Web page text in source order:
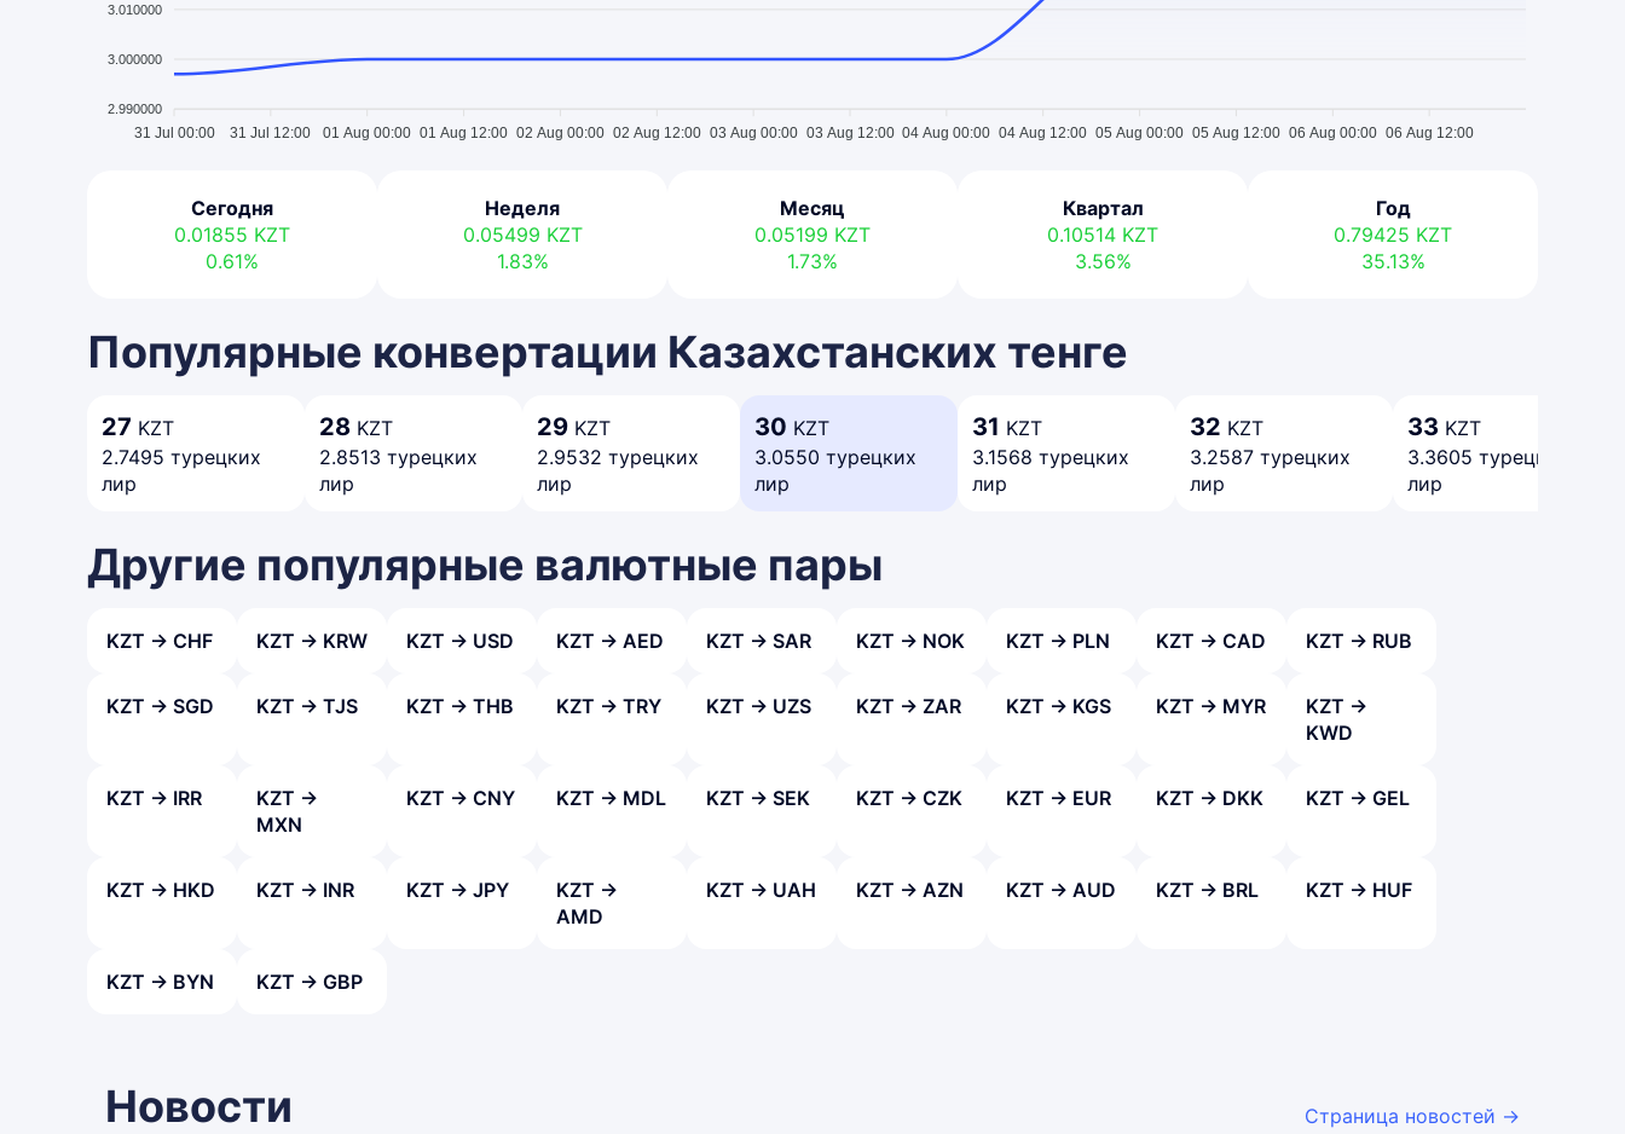
3.010000
3.000000
2.990000
31 Jul 00:00 31 Jul 12:00 01 Aug 00:00 01 Aug 12:00 02 Aug 00:00 02 Aug 12:00 03 Aug 00:00 03 Aug 12:00 04 Aug 00:00 04 Aug 12:00 05 Aug 00:00 05 Aug 12:00 06 Aug 00:00 06 Aug 12:00
Сегодня
0.01855 KZT
0.61%
Неделя
0.05499 KZT
1.83%
Месяц
0.05199 KZT
1.73%
Квартал
0.10514 KZT
3.56%
Год
0.79425 KZT
35.13%
Популярные конвертации Казахстанских тенге
27 KZT
2.7495 турецких
лир
28 KZT
2.8513 турецких
лир
29 KZT
2.9532 турецких
лир
30 KZT
3.0550 турецких
лир
31 KZT
3.1568 турецких
лир
32 KZT
3.2587 турецких
лир
33 KZT
3.3605 турецких
лир
Другие популярные валютные пары
KZT → CHF KZT → KRW KZT → USD KZT → AED KZT → SAR KZT → NOK KZT → PLN KZT → CAD KZT → RUB
KZT → SGD KZT → TJS KZT → THB KZT → TRY KZT → UZS KZT → ZAR KZT → KGS KZT → MYR
KZT →
KWD
KZT → IRR
KZT →
MXN
KZT → CNY KZT → MDL KZT → SEK KZT → CZK KZT → EUR KZT → DKK KZT → GEL
KZT → HKD KZT → INR KZT → JPY
KZT →
AMD
KZT → UAH KZT → AZN KZT → AUD KZT → BRL KZT → HUF
KZT → BYN KZT → GBP
Новости Страница новостей →